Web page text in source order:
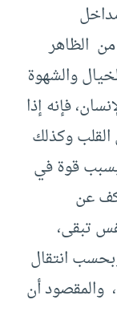
من الظاهر
والشهوة
فإنه إذا
وكذلك
قوة في
كف عن
تبقى،
انتقال
والمقصود أن